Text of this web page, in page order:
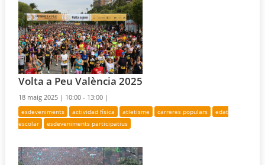
Volta a Peu València 2025
18 maig 2025 | 10:00 - 13:00 |
esdeveniments actividad física atletisme carreres populars
edat
escolar
esdeveniments participatius